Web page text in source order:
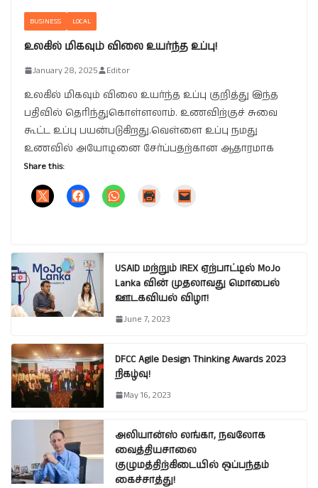
BUSINESS LOCAL
உலகில் மிகவும் விலை உயர்ந்த உப்பு!
January 28, 2025 Editor
உலகில் மிகவும் விலை உயர்ந்த உப்பு குறித்து இந்த
பதிவில் தெரிந்துகொள்ளலாம். உணவிற்குச் சுவை
கூட்ட உப்பு பயன்படுகிறது.வெள்ளை உப்பு நமது
உணவில் அயோடினை சேர்ப்பதற்கான ஆதாரமாக
Share this:
USAID மற்றும் IREX ஏற்பாட்டில் MoJo
Lanka வின் முதலாவது மொபைல்
ஊடகவியல் விழா!
June 7, 2023
DFCC Agile Design Thinking Awards 2023
நிகழ்வு!
May 16, 2023
அலியான்ஸ் லங்கா, நவலோக
வைத்தியசாலை
குழுமத்திற்கிடையில் ஒப்பந்தம்
கைச்சாத்து!